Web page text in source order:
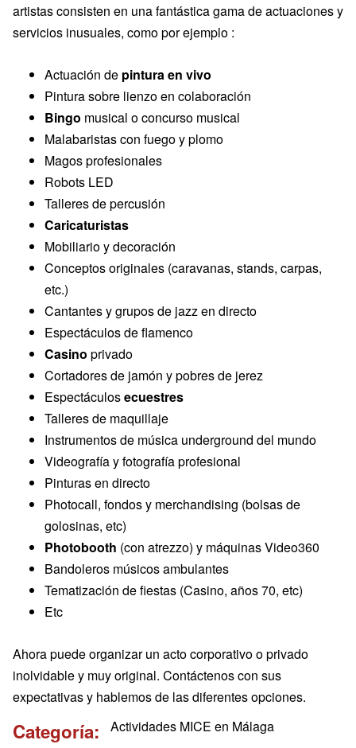
artistas consisten en una fantástica gama de actuaciones y
servicios inusuales, como por ejemplo :
Actuación de pintura en vivo
Pintura sobre lienzo en colaboración
Bingo musical o concurso musical
Malabaristas con fuego y plomo
Magos profesionales
Robots LED
Talleres de percusión
Caricaturistas
Mobiliario y decoración
Conceptos originales (caravanas, stands, carpas,
etc.)
Cantantes y grupos de jazz en directo
Espectáculos de flamenco
Casino privado
Cortadores de jamón y pobres de jerez
Espectáculosecuestres
Talleres de maquillaje
Instrumentos de música underground del mundo
Videografía y fotografía profesional
Pinturas en directo
Photocall, fondos y merchandising (bolsas de
golosinas, etc)
Photobooth (con atrezzo) y máquinas Video360
Bandoleros músicos ambulantes
Tematización de fiestas (Casino, años 70, etc)
Etc
Ahora puede organizar un acto corporativo o privado
inolvidable y muy original. Contáctenos con sus
expectativas y hablemos de las diferentes opciones.
Categoría Actividades MICE en Málaga